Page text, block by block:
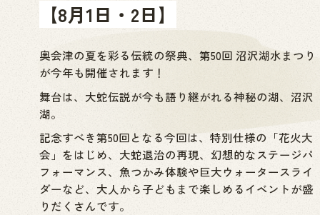
【8月1日・2日】
奥会津の夏を彩る伝統の祭典、第50回 沼沢湖水まつり
が今年も開催されます！
舞台は、大蛇伝説が今も語り継がれる神秘の湖、沼沢
湖。
記念すべき第50回となる今回は、特別仕様の「花火大
会」をはじめ、大蛇退治の再現、幻想的なステージパ
フォーマンス、魚つかみ体験や巨大ウォータースライ
ダーなど、大人から子どもまで楽しめるイベントが盛
りだくさんです。